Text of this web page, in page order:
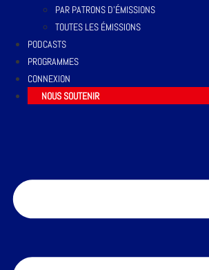
PAR PATRONS D’ÉMISSIONS
TOUTES LES ÉMISSIONS
PODCASTS
PROGRAMMES
CONNEXION
NOUS SOUTENIR